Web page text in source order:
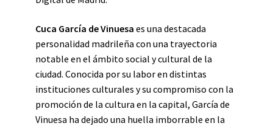
Cuca García de Vinuesa es una destacada
personalidad madrileña con una trayectoria
notable en el ámbito social y cultural de la
ciudad. Conocida por su labor en distintas
instituciones culturales y su compromiso con la
promoción de la cultura en la capital, García de
Vinuesa ha dejado una huella imborrable en la